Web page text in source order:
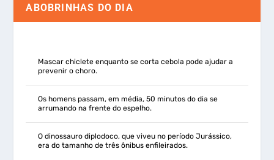
ABOBRINHAS DO DIA
Mascar chiclete enquanto se corta cebola pode ajudar a
prevenir o choro.
Os homens passam, em média, 50 minutos do dia se
arrumando na frente do espelho.
O dinossauro diplodoco, que viveu no período Jurássico,
era do tamanho de três ônibus enfileirados.